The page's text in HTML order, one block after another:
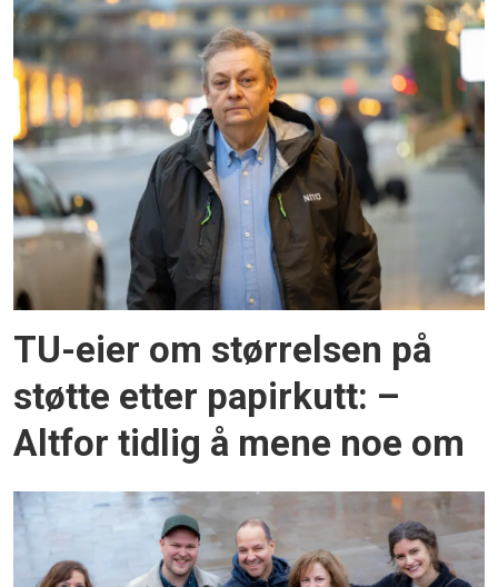
TU-eier om størrelsen på
støtte etter papirkutt: –
Altfor tidlig å mene noe om